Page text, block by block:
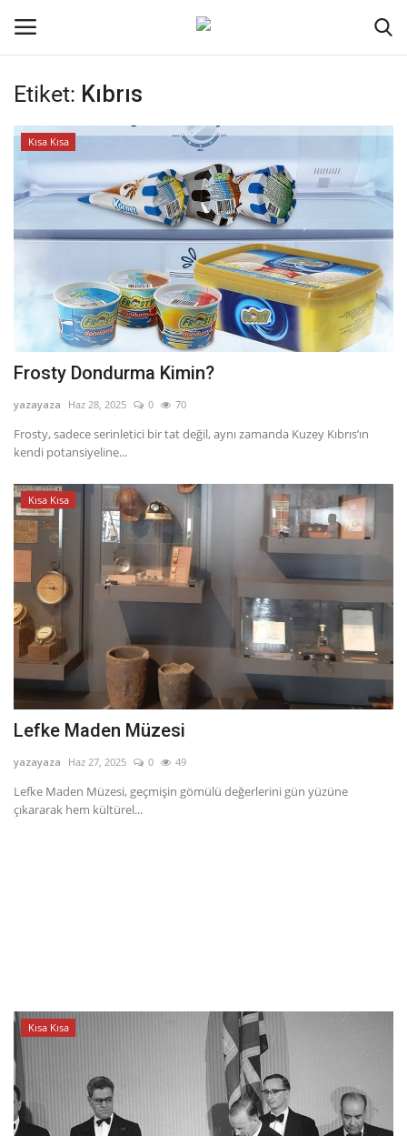
Oturum aç
Ana Sayfa
Kodlama
İletişim
Genel
Dil
Etiket: Kıbrıs
Kısa Kısa
Frosty Dondurma Kimin?
yazayaza Haz 28, 2025 0 70
Frosty, sadece serinletici bir tat değil, aynı zamanda Kuzey Kıbrıs’ın
kendi potansiyeline...
Kısa Kısa
Lefke Maden Müzesi
yazayaza Haz 27, 2025 0 49
Lefke Maden Müzesi, geçmişin gömülü değerlerini gün yüzüne
çıkararak hem kültürel...
Kısa Kısa